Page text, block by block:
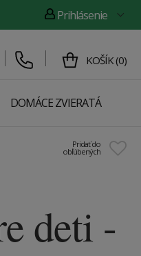
Prihlásenie
KOŠÍK (0)
DOMÁCE ZVIERATÁ
Pridať do
obľúbených
deti -